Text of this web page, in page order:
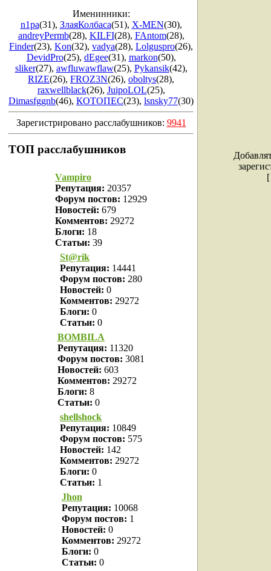
Именинники:
n1pa(31), ЗлаяКолбаса(51), X-MEN(30),
andreyPermb(28), KILFI(28), FAntom(28),
Finder(23), Kon(32), vadya(28), Lolguspro(26),
DevidPro(25), dEgee(31), markon(50),
sliker(27), awfluwawflaw(25), Pykansik(42),
RIZE(26), FROZ3N(26), oboltys(28),
raxwellblack(26), JuipoLOL(25),
Dimasfggnb(46), КОТОПЕС(23), lsnsky77(30)
Зарегистрировано расслабушников: 9941
ТОП расслабушников
Vampiro
Репутация: 20357
Форум постов: 12929
Новостей: 679
Комментов: 29272
Блоги: 18
Статьи: 39
St@rik
Репутация: 14441
Форум постов: 280
Новостей: 0
Комментов: 29272
Блоги: 0
Статьи: 0
BOMBILA
Репутация: 11320
Форум постов: 3081
Новостей: 603
Комментов: 29272
Блоги: 8
Статьи: 0
shellshock
Репутация: 10849
Форум постов: 575
Новостей: 142
Комментов: 29272
Блоги: 0
Статьи: 1
Jhon
Репутация: 10068
Форум постов: 1
Новостей: 0
Комментов: 29272
Блоги: 0
Статьи: 0